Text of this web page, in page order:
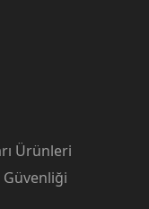
Ürünleri
Güvenliği